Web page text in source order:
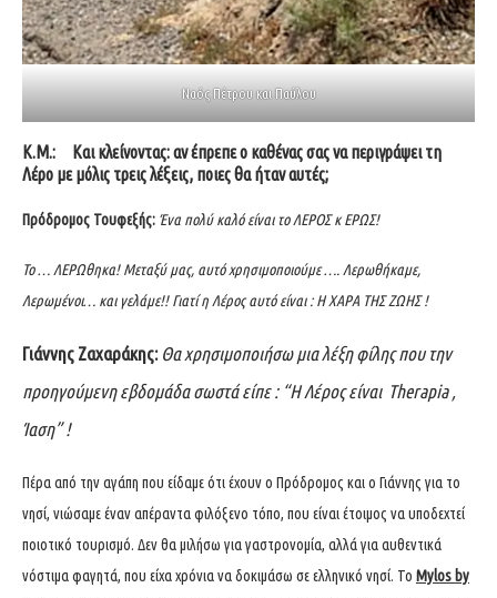
Ναός Πέτρου και Παύλου
Κ.Μ.:
Και κλείνοντας: αν έπρεπε ο καθένας σας να περιγράψει τη
Λέρο με μόλις τρεις λέξεις, ποιες θα ήταν αυτές;
Πρόδρομος Τουφεξής: Ένα πολύ καλό είναι το ΛΕΡΟΣ κ ΕΡΩΣ!
Το … ΛΕΡΩθηκα! Μεταξύ μας, αυτό χρησιμοποιούμε …. Λερωθήκαμε,
Λερωμένοι… και γελάμε!! Γιατί η Λέρος αυτό είναι : Η ΧΑΡΑ ΤΗΣ ΖΩΗΣ !
Γιάννης Ζαχαράκης: Θα χρησιμοποιήσω μια λέξη φίλης που την
προηγούμενη εβδομάδα σωστά είπε : “Η Λέρος είναι Therapia ,
Ίαση” !
Πέρα από την αγάπη που είδαμε ότι έχουν ο Πρόδρομος και ο Γιάννης για το
νησί, νιώσαμε έναν απέραντα φιλόξενο τόπο, που είναι έτοιμος να υποδεχτεί
ποιοτικό τουρισμό. Δεν θα μιλήσω για γαστρονομία, αλλά για αυθεντικά
νόστιμα φαγητά, που είχα χρόνια να δοκιμάσω σε ελληνικό νησί. Το Mylos by